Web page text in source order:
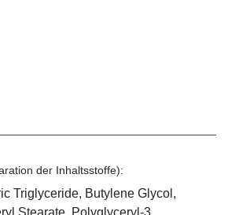
der Inhaltsstoffe):
Triglyceride, Butylene Glycol,
Stearate, Polyglyceryl-3